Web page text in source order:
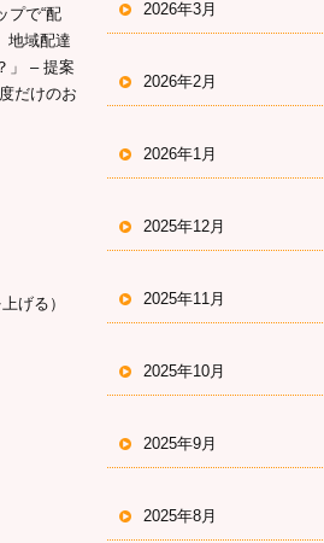
プで“配
地域配達
」 – 提案
だけのお
げる）
2026年3月
2026年2月
2026年1月
2025年12月
2025年11月
2025年10月
2025年9月
2025年8月